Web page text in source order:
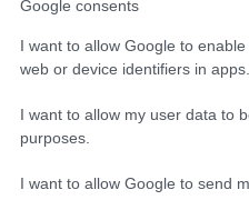
Google consents
I want to allow Google to
web or device identifiers in apps.
I want to allow my user data to
purposes.
I want to allow Google to send